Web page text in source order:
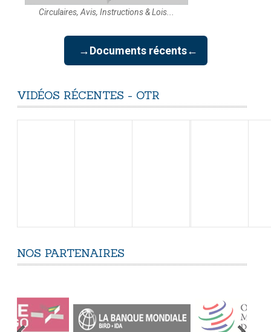
Circulaires, Avis, Instructions & Lois...
→Documents récents←
VIDÉOS RÉCENTES - OTR
NOS PARTENAIRES